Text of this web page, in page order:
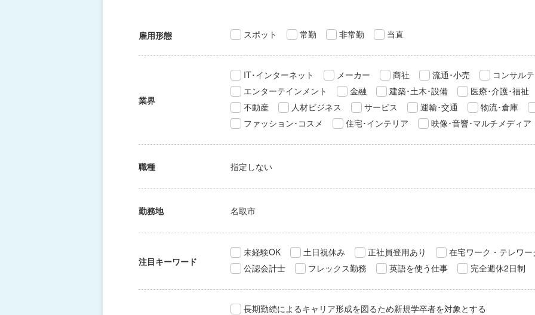
雇用形態 スポット 常勤 非常勤 当直
業界
IT･インターネット メーカー 商社 流通･小売
コンサル
エンターテインメント
金融 建築･土木･設備
医療･介護･福祉
不動産
人材ビジネス サービス 運輸･交通
物流･倉庫
ファッション･コスメ
住宅･インテリア 映像･音響･マルチメディア
職種 指定しない
勤務地 名取市
注目キーワード
未経験OK 土日祝休み 正社員登用あり
在宅ワーク・テレワー
公認会計士
フレックス勤務 英語を使う仕事 完全週休2日制
長期勤続によるキャリア形成を図るため新規学卒者を対象とする